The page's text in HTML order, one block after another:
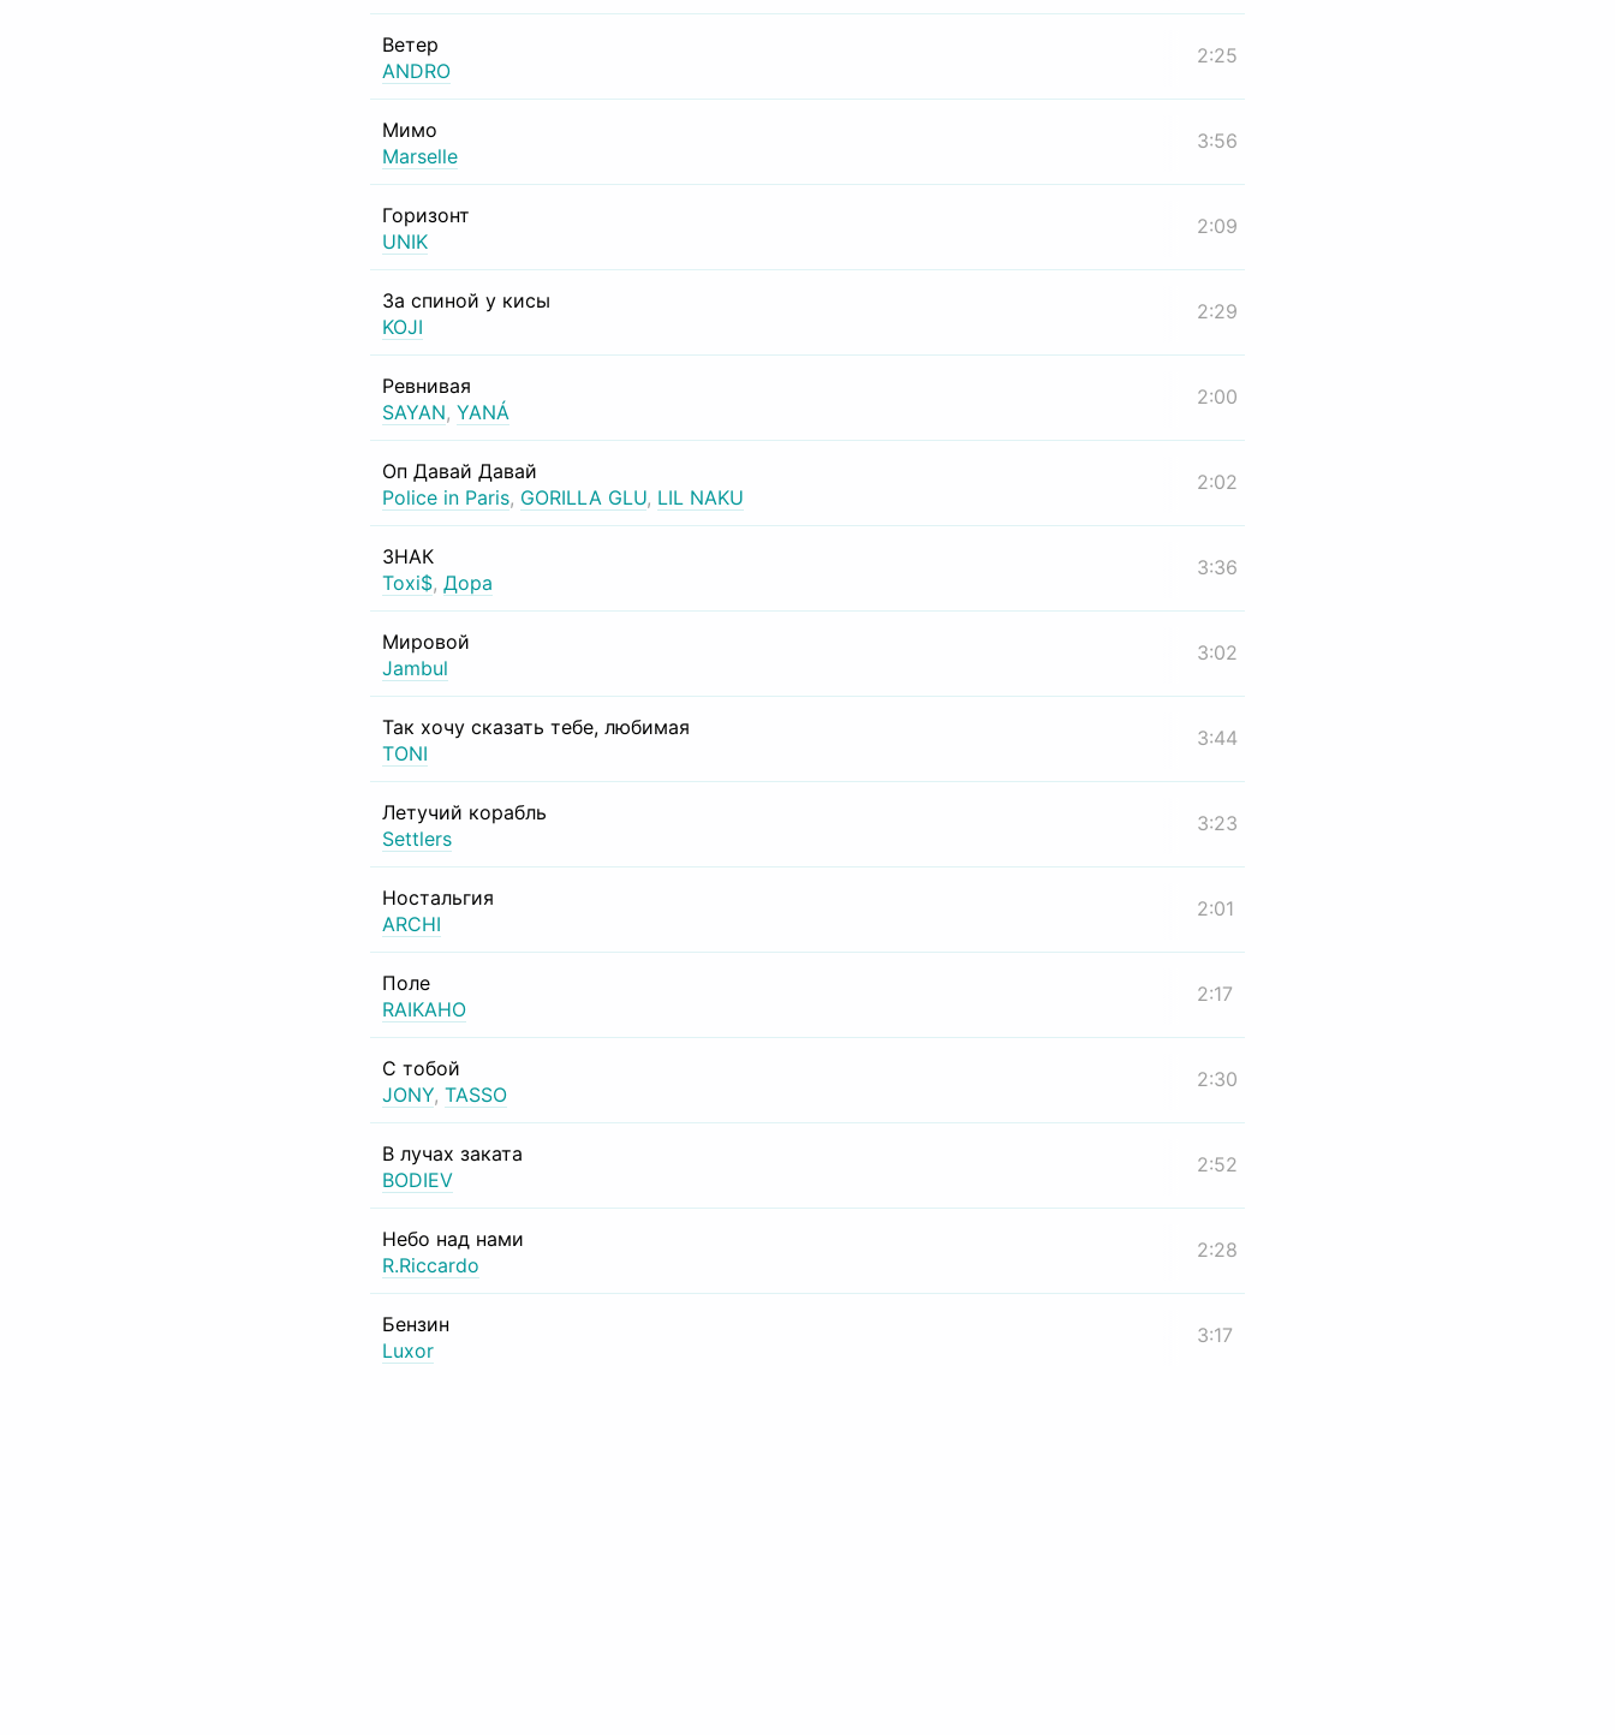
Ветер
ANDRO
2:25
Мимо
Marselle
3:56
Горизонт
UNIK
2:09
За спиной у кисы
KOJI
2:29
Ревнивая
SAYAN, YANÁ
2:00
Оп Давай Давай
Police in Paris, GORILLA GLU, LIL NAKU
2:02
ЗНАК
Toxi$, Дора
3:36
Мировой
Jambul
3:02
Так хочу сказать тебе, любимая
TONI
3:44
Летучий корабль
Settlers
3:23
Ностальгия
ARCHI
2:01
Поле
RAIKAHO
2:17
С тобой
JONY, TASSO
2:30
В лучах заката
BODIEV
2:52
Небо над нами
R.Riccardo
2:28
Бензин
Luxor
3:17